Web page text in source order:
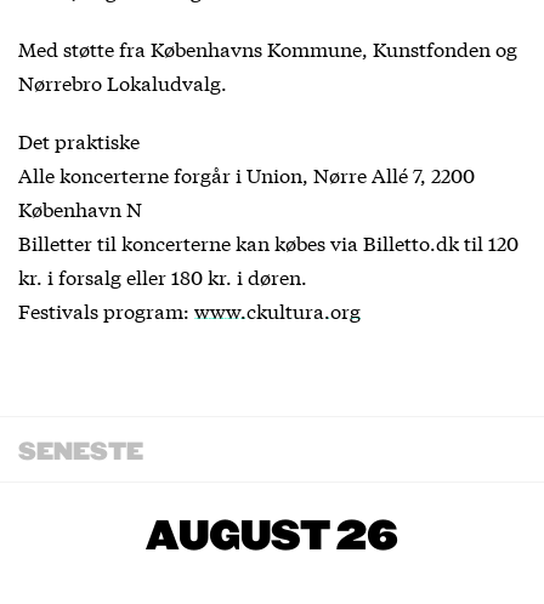
Med støtte fra Københavns Kommune, Kunstfonden og
Nørrebro Lokaludvalg.
Det praktiske
Alle koncerterne forgår i Union, Nørre Allé 7, 2200
København N
Billetter til koncerterne kan købes via Billetto.dk til 120
kr. i forsalg eller 180 kr. i døren.
Festivals program: www.ckultura.org
SENESTE
AUGUST 26